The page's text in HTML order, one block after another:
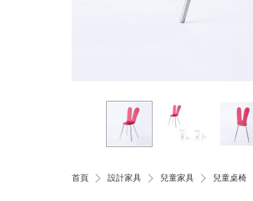
首頁 設計家具 兒童家具 兒童桌椅